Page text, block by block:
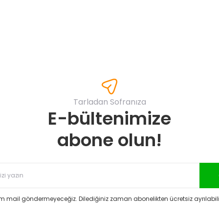
Tarladan Sofranıza
E-bültenimize
abone olun!
mail göndermeyeceğiz. Dilediğiniz zaman abonelikten ücretsiz